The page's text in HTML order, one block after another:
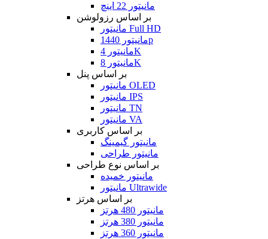
مانیتور 22 اینچ
بر اساس رزولوشن
مانیتور Full HD
مانیتور 1440p
مانیتور 4K
مانیتور 8K
بر اساس پنل
مانیتور OLED
مانیتور IPS
مانیتور TN
مانیتور VA
بر اساس کاربری
مانیتور گیمینگ
مانیتور طراحی
بر اساس نوع طراحی
مانیتور خمیده
مانیتور Ultrawide
بر اساس هرتز
مانیتور 480 هرتز
مانیتور 380 هرتز
مانیتور 360 هرتز